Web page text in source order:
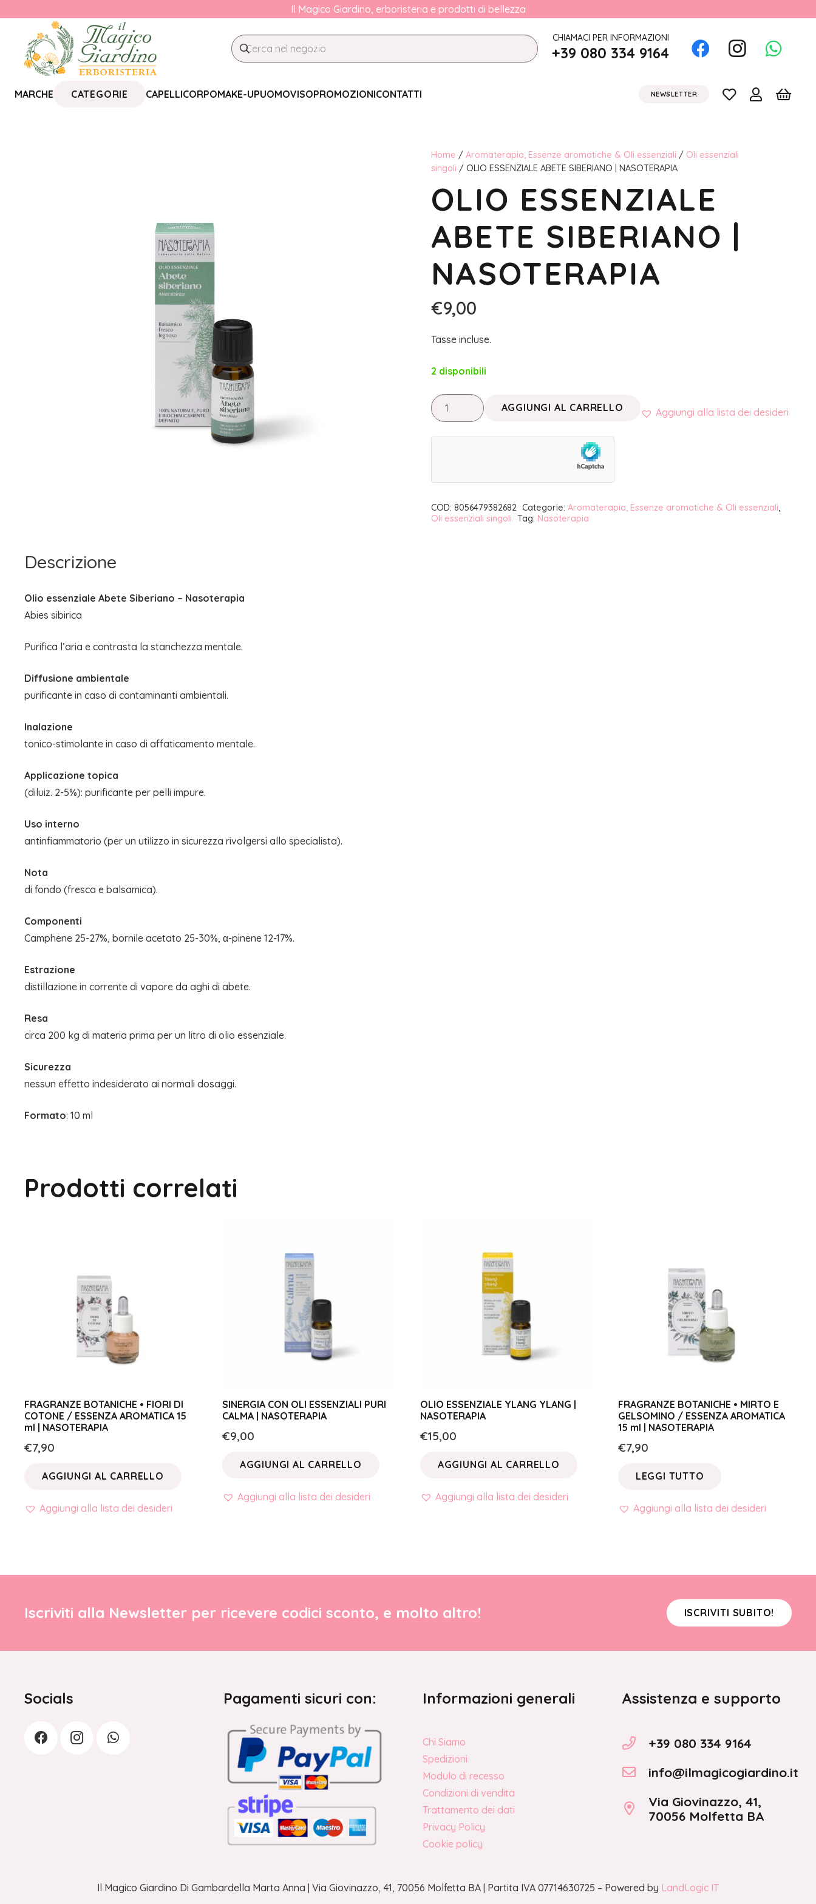
Il Magico Giardino, erboristeria e prodotti di bellezza
CHIAMACI PER INFORMAZIONI
+39 080 334 9164
MARCHE CATEGORIE CAPELLICORPOMAKE-UPUOMOVISOPROMOZIONICONTATTI NEWSLETTER
Home / Aromaterapia, Essenze aromatiche & Oli essenziali / Oli essenziali
singoli / OLIO ESSENZIALE ABETE SIBERIANO | NASOTERAPIA
OLIO ESSENZIALE
ABETE SIBERIANO |
NASOTERAPIA
€9,00
Tasse incluse.
2 disponibili
OLIO
ESSENZIALE
ABETE
NASOTERAPIA
quantità
AGGIUNGI AL CARRELLO Aggiungi alla lista dei desideri
COD: 8056479382682 Categorie: Aromaterapia, Essenze aromatiche & Oli essenziali,
Oli essenziali singoli Tag: Nasoterapia
Descrizione
Olio essenziale Abete Siberiano – Nasoterapia
Abies sibirica
Purifica l’aria e contrasta la stanchezza mentale.
Diffusione ambientale
purificante in caso di contaminanti ambientali.
Inalazione
tonico-stimolante in caso di affaticamento mentale.
Applicazione topica
(diluiz. 2-5%): purificante per pelli impure.
Uso interno
antinfiammatorio (per un utilizzo in sicurezza rivolgersi allo specialista).
Nota
di fondo (fresca e balsamica).
Componenti
Camphene 25-27%, bornile acetato 25-30%, α-pinene 12-17%.
Estrazione
distillazione in corrente di vapore da aghi di abete.
Resa
circa 200 kg di materia prima per un litro di olio essenziale.
Sicurezza
nessun effetto indesiderato ai normali dosaggi.
Formato: 10 ml
Prodotti correlati
FRAGRANZE BOTANICHE • FIORI DI
COTONE / ESSENZA AROMATICA 15
ml | NASOTERAPIA
€7,90
AGGIUNGI AL CARRELLO
Aggiungi alla lista dei desideri
SINERGIA CON OLI ESSENZIALI PURI
CALMA | NASOTERAPIA
€9,00
AGGIUNGI AL CARRELLO
Aggiungi alla lista dei desideri
OLIO ESSENZIALE YLANG YLANG |
NASOTERAPIA
€15,00
AGGIUNGI AL CARRELLO
Aggiungi alla lista dei desideri
FRAGRANZE BOTANICHE • MIRTO E
GELSOMINO / ESSENZA AROMATICA
15 ml | NASOTERAPIA
€7,90
LEGGI TUTTO
Aggiungi alla lista dei desideri
Iscriviti alla Newsletter per ricevere codici sconto, e molto altro! ISCRIVITI SUBITO!
Socials Pagamenti sicuri con: Informazioni generali
Chi Siamo
Spedizioni
Modulo di recesso
Condizioni di vendita
Trattamento dei dati
Privacy Policy
Cookie policy
Assistenza e supporto
+39 080 334 9164
info@ilmagicogiardino.it
Via Giovinazzo, 41,
70056 Molfetta BA
Il Magico Giardino Di Gambardella Marta Anna | Via Giovinazzo, 41, 70056 Molfetta BA | Partita IVA 07714630725 – Powered by LandLogic IT